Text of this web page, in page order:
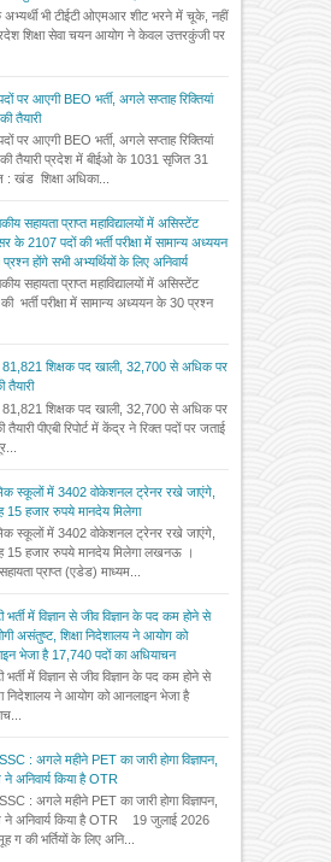
अभ्यर्थी भी टीईटी ओएमआर शीट भरने में चूके, नहीं
शिक्षा सेवा चयन आयोग ने केवल उत्तरकुंजी पर
पर आएगी BEO भर्ती, अगले सप्ताह रिक्तियां
तैयारी
पर आएगी BEO भर्ती, अगले सप्ताह रिक्तियां
तैयारी प्रदेश में बीईओ के 1031 सृजित 31
: खंड शिक्षा अधिका...
सहायता प्राप्त महाविद्यालयों में असिस्टेंट
के 2107 पदों की भर्ती परीक्षा में सामान्य अध्ययन
होंगे सभी अभ्यर्थियों के लिए अनिवार्य
सहायता प्राप्त महाविद्यालयों में असिस्टेंट
भर्ती परीक्षा में सामान्य अध्ययन के 30 प्रश्न
81,821 शिक्षक पद खाली, 32,700 से अधिक पर
तैयारी
81,821 शिक्षक पद खाली, 32,700 से अधिक पर
तैयारी पीएबी रिपोर्ट में केंद्र ने रिक्त पदों पर जताई
स्कूलों में 3402 वोकेशनल ट्रेनर रखे जाएंगे,
15 हजार रुपये मानदेय मिलेगा
स्कूलों में 3402 वोकेशनल ट्रेनर रखे जाएंगे,
15 हजार रुपये मानदेय मिलेगा लखनऊ ।
प्राप्त (एडेड) माध्यम...
भर्ती में विज्ञान से जीव विज्ञान के पद कम होने से
असंतुष्ट, शिक्षा निदेशालय ने आयोग को
भेजा है 17,740 पदों का अधियाचन
भर्ती में विज्ञान से जीव विज्ञान के पद कम होने से
निदेशालय ने आयोग को आनलाइन भेजा है
: अगले महीने PET का जारी होगा विज्ञापन,
अनिवार्य किया है OTR
: अगले महीने PET का जारी होगा विज्ञापन,
ने अनिवार्य किया है OTR 19 जुलाई 2026
की भर्तियों के लिए अनि...